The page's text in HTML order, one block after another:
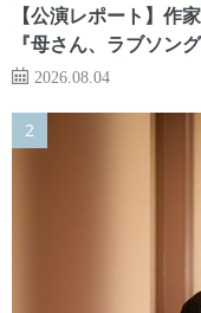
【公演レポート】作
『母さん、ラブソン
2026.08.04